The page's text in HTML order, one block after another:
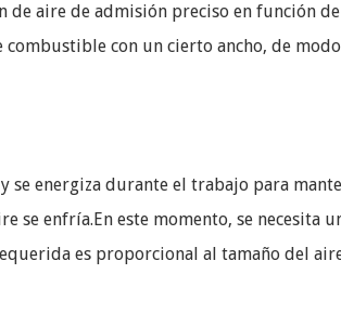
aire de admisión preciso en función
con un cierto ancho, de
se energiza durante el trabajo para
enfría.En este momento, se necesita
es proporcional al tamaño del